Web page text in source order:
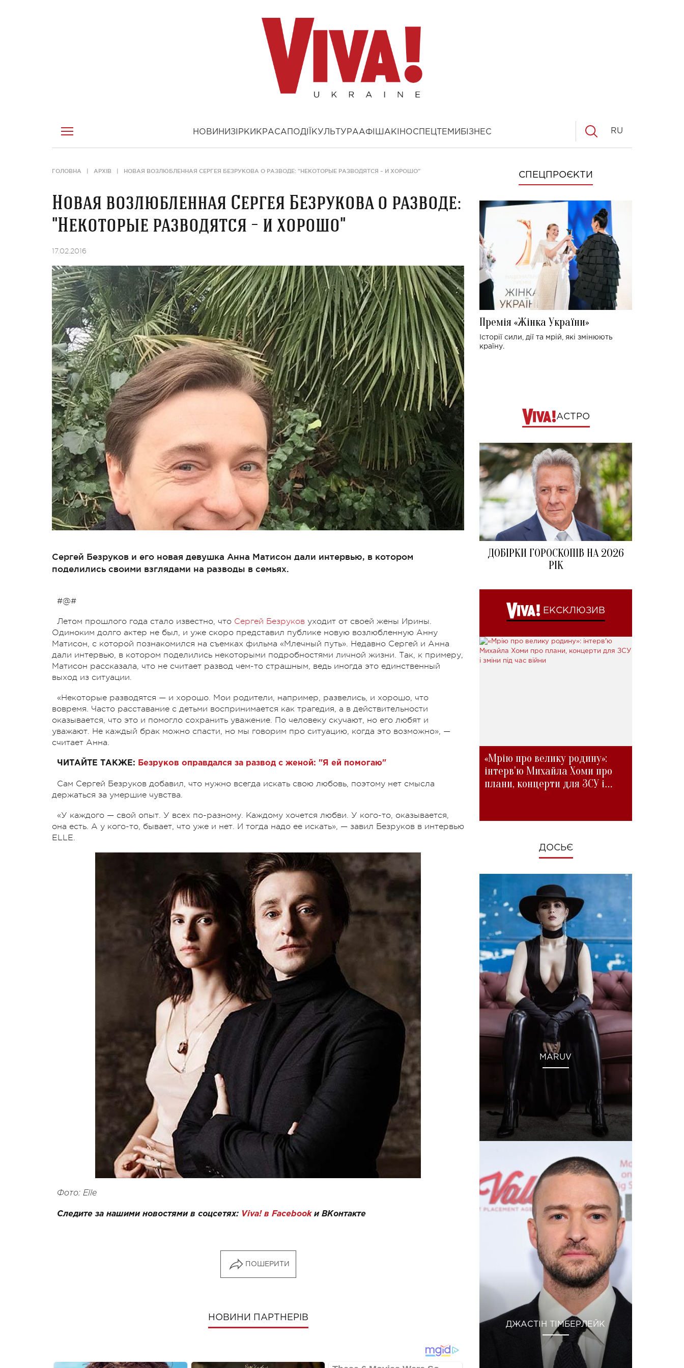
НОВИНИ ЗІРКИ КРАСА ПОДІЇ КУЛЬТУРААФІША КІНОСПЕЦТЕМИ БІЗНЕС RU
ГОЛОВНА АРХІВ НОВАЯ ВОЗЛЮБЛЕННАЯ СЕРГЕЯ БЕЗРУКОВА О РАЗВОДЕ: "НЕКОТОРЫЕ РАЗВОДЯТСЯ – И ХОРОШО"
Новая возлюбленная Сергея Безрукова о разводе:
"Некоторые разводятся – и хорошо"
17.02.2016
Сергей Безруков и его новая девушка Анна Матисон дали интервью, в котором
поделились своими взглядами на разводы в семьях.
#@#
Летом прошлого года стало известно, что Сергей Безруков уходит от своей жены Ирины.
Одиноким долго актер не был, и уже скоро представил публике новую возлюбленную Анну
Матисон, с которой познакомился на съемках фильма «Млечный путь». Недавно Сергей и Анна
дали интервью, в котором поделились некоторыми подробностями личной жизни. Так, к примеру,
Матисон рассказала, что не считает развод чем-то страшным, ведь иногда это единственный
выход из ситуации.
«Некоторые разводятся — и хорошо. Мои родители, например, развелись, и хорошо, что
вовремя. Часто расставание с детьми воспринимается как трагедия, а в действительности
оказывается, что это и помогло сохранить уважение. По человеку скучают, но его любят и
уважают. Не каждый брак можно спасти, но мы говорим про ситуацию, когда это возможно», —
считает Анна.
ЧИТАЙТЕ ТАКЖЕ: Безруков оправдался за развод с женой: "Я ей помогаю"
Сам Сергей Безруков добавил, что нужно всегда искать свою любовь, поэтому нет смысла
держаться за умершие чувства.
«У каждого — свой опыт. У всех по-разному. Каждому хочется любви. У кого-то, оказывается,
она есть. А у кого-то, бывает, что уже и нет. И тогда надо ее искать», — завил Безруков в интервью
ELLE.
Фото: Elle
Следите за нашими новостями в соцсетях: Viva! в Facebook и ВКонтакте
ПОШЕРИТИ
НОВИНИ ПАРТНЕРІВ
СПЕЦПРОЄКТИ
Премія «Жінка України»
Історії сили, дії та мрій, які змінюють
країну.
АСТРО
ДОБІРКИ ГОРОСКОПІВ НА 2026
РІК
ЕКСКЛЮЗИВ
«Мрію про велику родину»:
інтерв'ю Михайла Хоми про
плани, концерти для ЗСУ і
ДОСЬЄ
MARUV
ДЖАСТІН ТІМБЕРЛЕЙК